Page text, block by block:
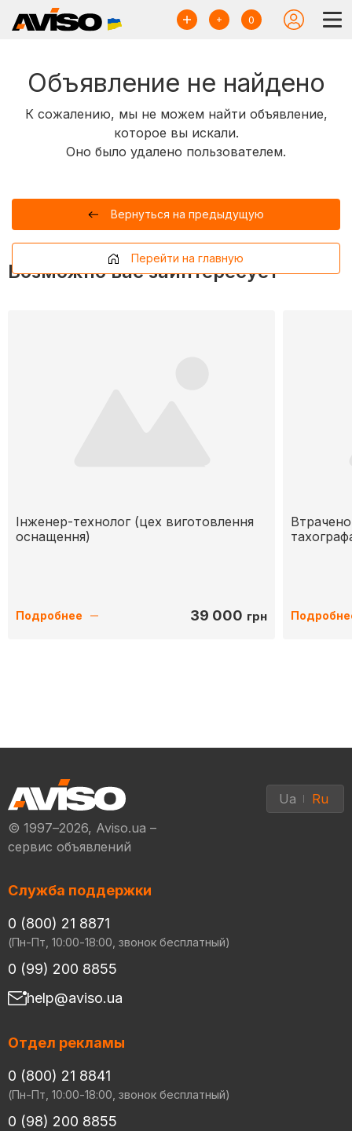
0
Объявление не найдено
К сожалению, мы не можем найти объявление,
которое вы искали.
Оно было удалено пользователем.
Вернуться на предыдущую
Перейти на главную
Возможно вас заинтересует
Інженер-технолог (цех виготовлення
оснащення)
Подробнее 39 000 грн
© 1997–2026, Aviso.ua –
сервис объявлений
Ua Ru
Служба поддержки
0 (800) 21 8871
(Пн-Пт, 10:00-18:00, звонок бесплатный)
0 (99) 200 8855
help@aviso.ua
Отдел рекламы
0 (800) 21 8841
(Пн-Пт, 10:00-18:00, звонок бесплатный)
0 (98) 200 8855